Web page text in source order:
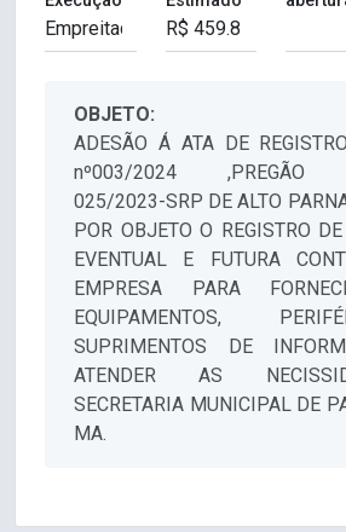
OBJETO:
ADESÃO Á ATA DE
nº003/2024 ,PREGÃO
025/2023-SRP DE ALTO
POR OBJETO O REGISTRO
EVENTUAL E FUTURA
EMPRESA PARA
EQUIPAMENTOS,
SUPRIMENTOS DE
ATENDER AS
SECRETARIA MUNICIPAL DE
MA.